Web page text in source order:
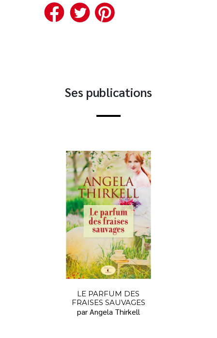
Meilleurs vendeurs
Page vedette
Facebook
Twitter
Ses publications
LE PARFUM DES
FRAISES SAUVAGES
par Angela Thirkell